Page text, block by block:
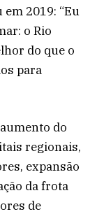
2019: “Eu
o Rio
do que o
para
do
regionais,
expansão
da frota
de